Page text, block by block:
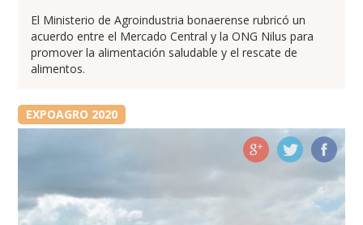
El Ministerio de Agroindustria bonaerense rubricó un
acuerdo entre el Mercado Central y la ONG Nilus para
promover la alimentación saludable y el rescate de
alimentos.
EXPOAGRO 2020